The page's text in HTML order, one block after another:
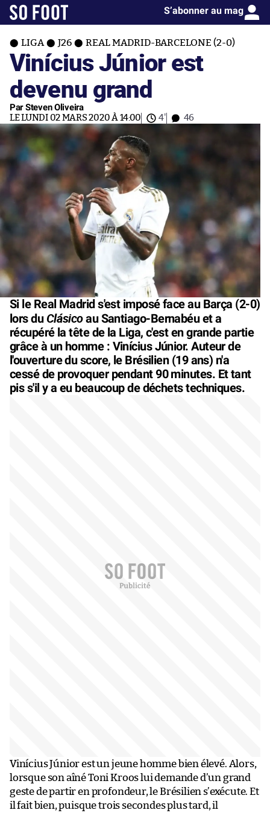
S’abonner au mag
LIGA J26 REAL MADRID-BARCELONE (2-0)
Vinícius Júnior est
devenu grand
Par Steven Oliveira
LE LUNDI 02 MARS 2020 À 14:00 4' 46
Si le Real Madrid s'est imposé face au Barça (2-0)
lors du Clásicoau Santiago-Bernabéu et a
récupéré la tête de la Liga, c'est en grande partie
grâce à un homme : Vinícius Júnior. Auteur de
l'ouverture du score, le Brésilien (19 ans) n'a
cessé de provoquer pendant 90 minutes. Et tant
pis s'il y a eu beaucoup de déchets techniques.
Vinícius Júnior est un jeune homme bien élevé. Alors,
lorsque son aîné Toni Kroos lui demande d’un grand
geste de partir en profondeur, le Brésilien s’exécute. Et
il fait bien, puisque trois secondes plus tard, il